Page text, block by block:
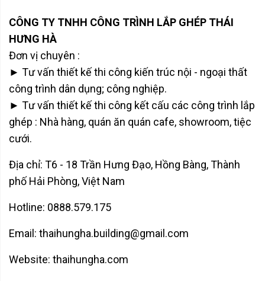
CÔNG TY TNHH CÔNG TRÌNH LẮP GHÉP THÁI
HƯNG HÀ
Đơn vị chuyên :
► Tư vấn thiết kế thi công kiến trúc nội - ngoại thất
công trình dân dụng; công nghiệp.
► Tư vấn thiết kế thi công kết cấu các công trình lắp
ghép : Nhà hàng, quán ăn quán cafe, showroom, tiệc
cưới.
Địa chỉ: T6 - 18 Trần Hưng Đạo, Hồng Bàng, Thành
phố Hải Phòng, Việt Nam
Hotline: 0888.579.175
Email: thaihungha.building@gmail.com
Website: thaihungha.com